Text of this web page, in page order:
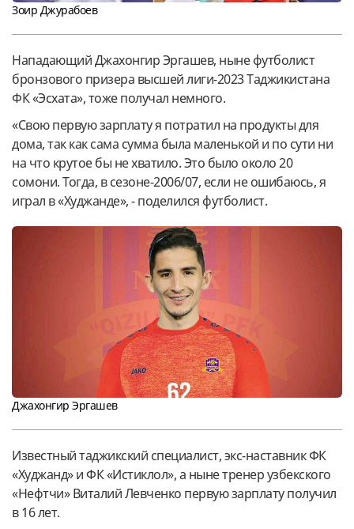
Зоир Джурабоев
Нападающий Джахонгир Эргашев, ныне футболист
бронзового призера высшей лиги-2023 Таджикистана
ФК «Эсхата», тоже получал немного.
«Свою первую зарплату я потратил на продукты для
дома, так как сама сумма была маленькой и по сути ни
на что крутое бы не хватило. Это было около 20
сомони. Тогда, в сезоне-2006/07, если не ошибаюсь, я
играл в «Худжанде», - поделился футболист.
Джахонгир Эргашев
Известный таджикский специалист, экс-наставник ФК
«Худжанд» и ФК «Истиклол», а ныне тренер узбекского
«Нефтчи» Виталий Левченко первую зарплату получил
в 16 лет.